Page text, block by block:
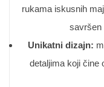
rukama iskusnih
savršen
Unikatni dizajn:
detaljima koji čine